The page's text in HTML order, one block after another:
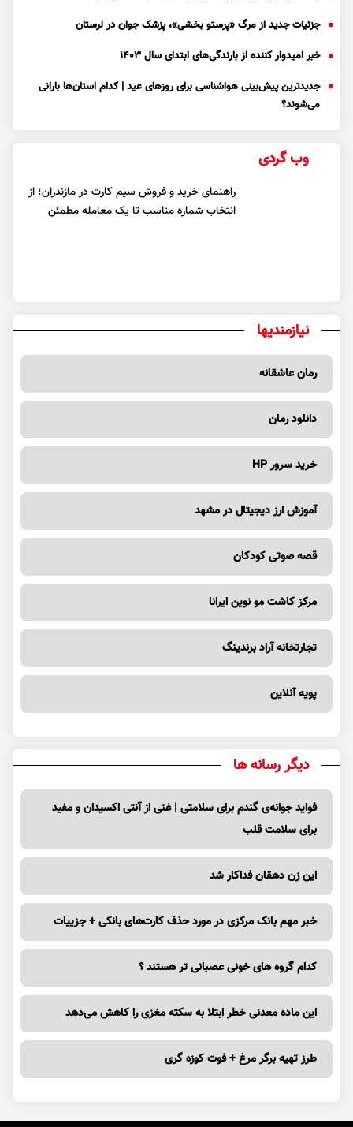
جزئیات جدید از مرگ «پرستو بخشی»، پزشک جوان در لرستان
خبر امیدوار کننده از بارندگی‌های ابتدای سال ۱۴۰۳
جدیدترین پیش‌بینی هواشناسی برای روزهای عید | کدام استان‌ها بارانی
می‌شوند؟
وب گردی
راهنمای خرید و فروش سیم کارت در مازندران؛ از
انتخاب شماره مناسب تا یک معامله مطمئن
نیازمندیها
رمان عاشقانه
دانلود رمان
خرید سرور HP
آموزش ارز دیجیتال در مشهد
قصه صوتی کودکان
مرکز کاشت مو نوین ایرانا
تجارتخانه آراد برندینگ
پویه آنلاین
دیگر رسانه ها
فواید جوانه‌ی گندم برای سلامتی | غنی از آنتی اکسیدان و مفید
برای سلامت قلب
این زن دهقان فداکار شد
خبر مهم بانک مرکزی در مورد حذف کارت‌های بانکی + جزییات
کدام گروه های خونی عصبانی تر هستند ؟
این ماده معدنی خطر ابتلا به سکته مغزی را کاهش می‌دهد
طرز تهیه برگر مرغ + فوت کوزه گری